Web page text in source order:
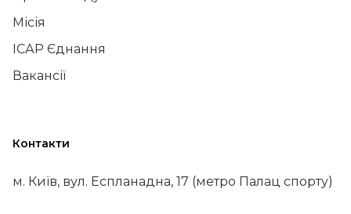
Місія
ІСАР Єднання
Вакансії
Контакти
м. Київ, вул. Еспланадна, 17 (метро Палац спорту)